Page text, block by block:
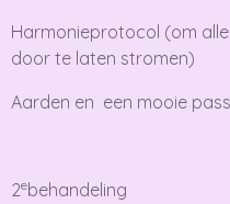
Harmonieprotocol (om
door te laten stromen)
Aarden en een mooie
2ebehandeling